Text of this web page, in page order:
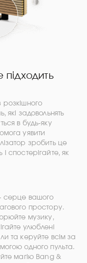
підходить
розкішного
які задовольнять
в будь-яку
уявити
зробить це
спостерігайте, як
серце вашого
простору.
музику,
улюблені
та керуйте всім за
одного пульта.
магію Bang &